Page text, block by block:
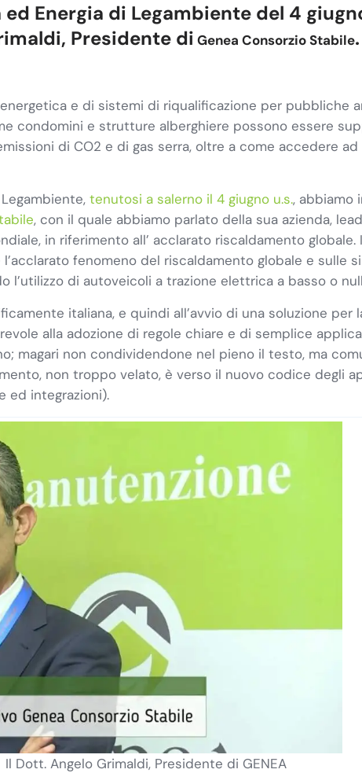
Energia di Legambiente del 4
Presidente di Genea Consorzio Stabile.
e di sistemi di riqualificazione per pubbliche
condomini e strutture alberghiere possono essere
di CO2 e di gas serra, oltre a come accedere
tenutosi a salerno il 4 giugno u.s., abbiamo
, con il quale abbiamo parlato della sua azienda,
in riferimento all’ acclarato riscaldamento
fenomeno del riscaldamento globale e sulle
l’utilizzo di autoveicoli a trazione elettrica a basso o
italiana, e quindi all’avvio di una soluzione per
alla adozione di regole chiare e di semplice
magari non condividendone nel pieno il testo, ma
non troppo velato, è verso il nuovo codice degli
ed integrazioni).
Il Dott. Angelo Grimaldi, Presidente di GENEA